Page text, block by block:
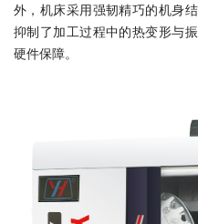
外，机床采用强韧精巧的机身
抑制了加工过程中的热变形与
硬件保障。